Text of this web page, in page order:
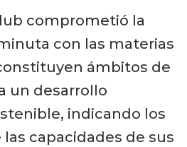
comprometió la
con las materias
ámbitos de
un desarrollo
indicando los
capacidades de sus